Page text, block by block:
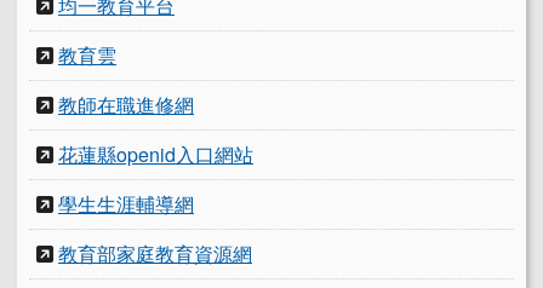
教育雲
教師在職進修網
花蓮縣openid入口網站
學生生涯輔導網
教育部家庭教育資源網